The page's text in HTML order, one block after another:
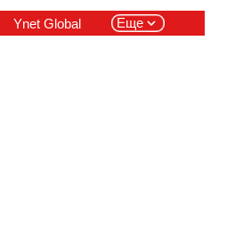
Ynet Global Еще